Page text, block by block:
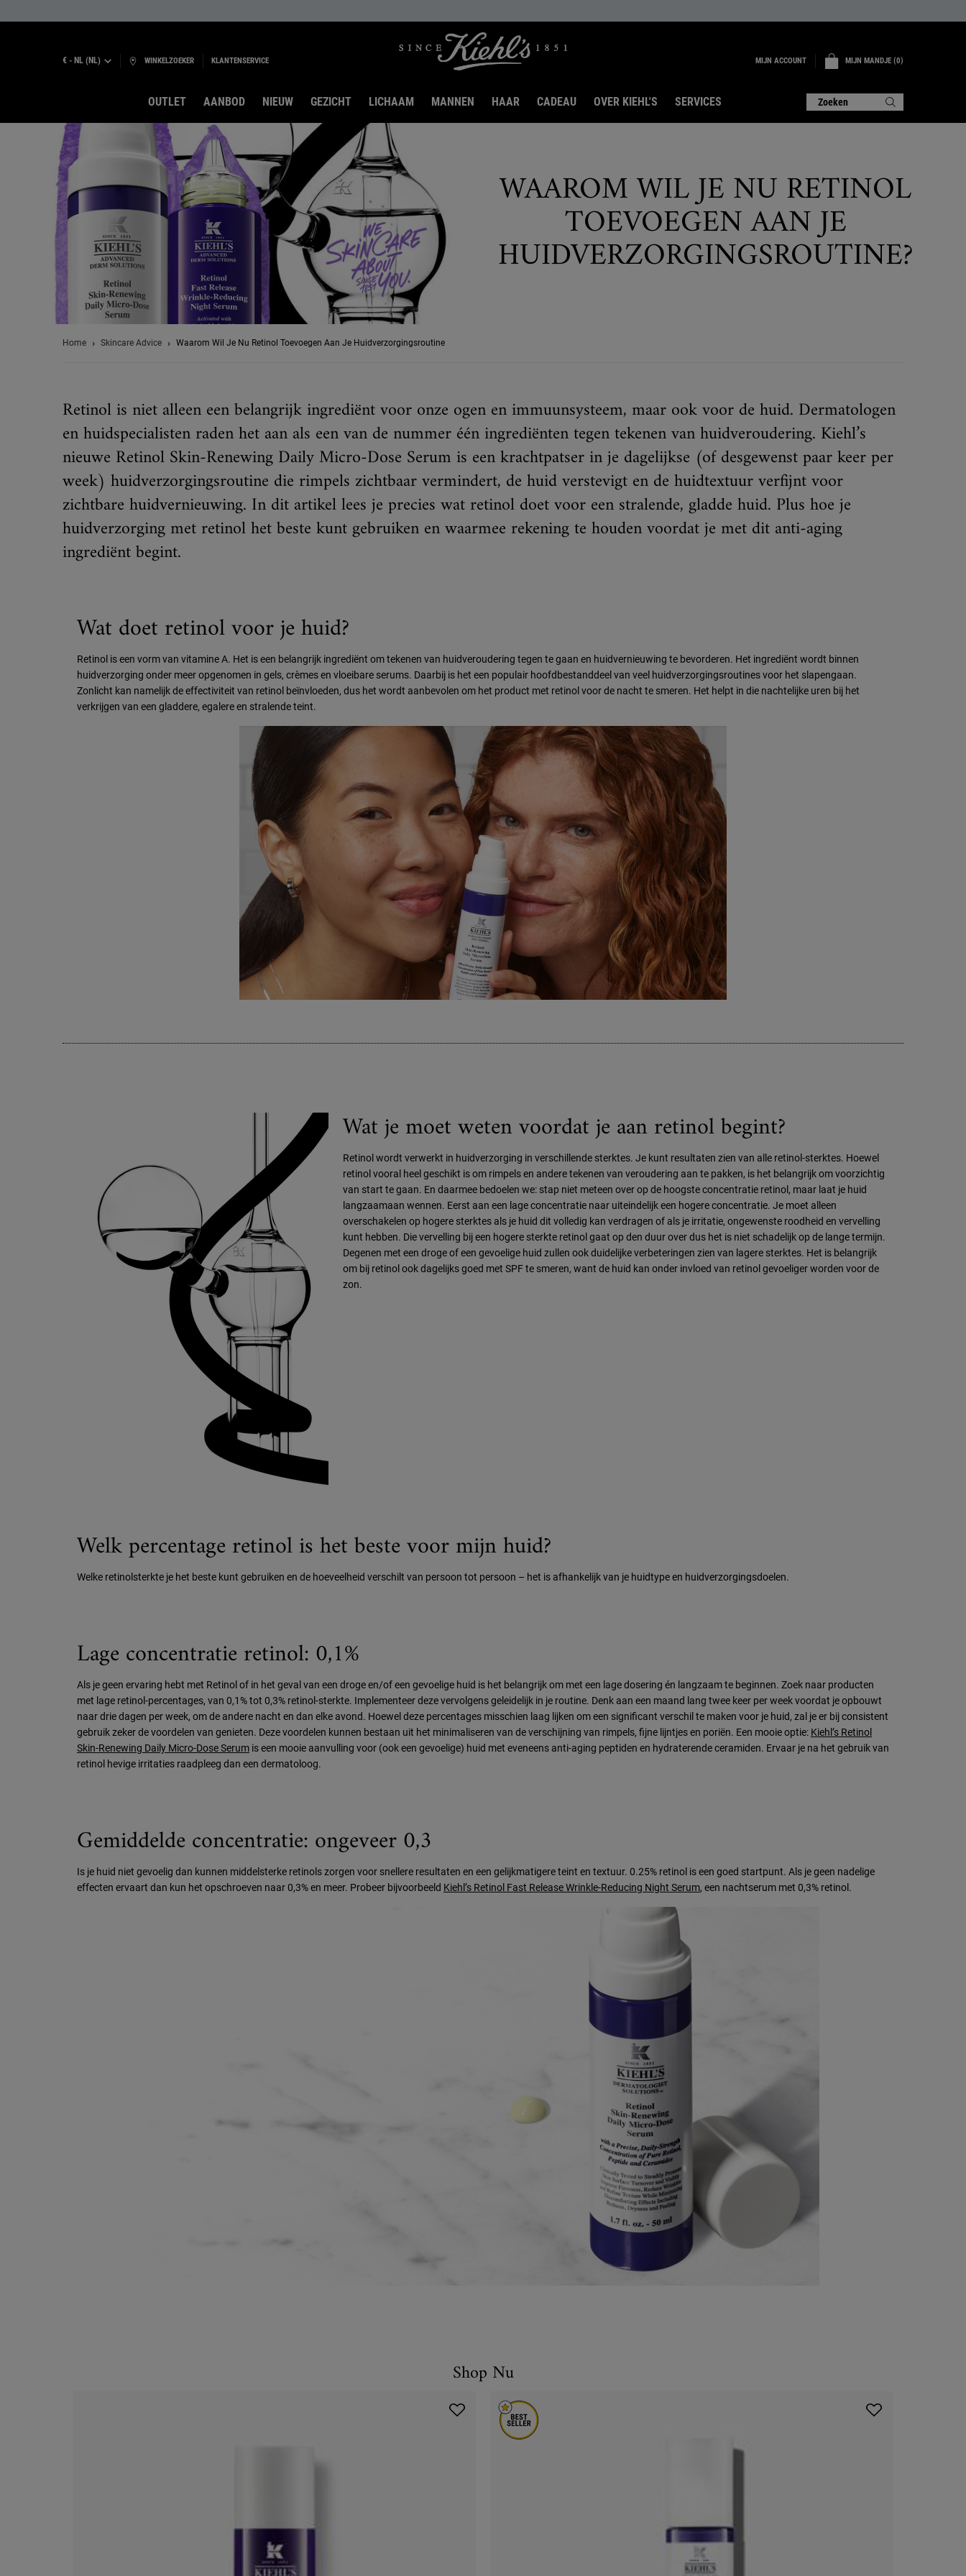
€ - NL (NL) WINKELZOEKER KLANTENSERVICE MIJN ACCOUNT MIJN MANDJE 0
0 PRODUCT
OUTLET AANBOD NIEUW GEZICHT LICHAAM MANNEN HAAR CADEAU OVER KIEHL'S SERVICES Zoeken
WAAROM WIL JE NU RETINOL
TOEVOEGEN AAN JE
HUIDVERZORGINGSROUTINE?
Home Skincare Advice Waarom Wil Je Nu Retinol Toevoegen Aan Je Huidverzorgingsroutine
Retinol is niet alleen een belangrijk ingrediënt voor onze ogen en immuunsysteem, maar ook voor de huid. Dermatologen
en huidspecialisten raden het aan als een van de nummer één ingrediënten tegen tekenen van huidveroudering. Kiehl’s
nieuwe Retinol Skin-Renewing Daily Micro-Dose Serum is een krachtpatser in je dagelijkse (of desgewenst paar keer per
week) huidverzorgingsroutine die rimpels zichtbaar vermindert, de huid verstevigt en de huidtextuur verfijnt voor
zichtbare huidvernieuwing. In dit artikel lees je precies wat retinol doet voor een stralende, gladde huid. Plus hoe je
huidverzorging met retinol het beste kunt gebruiken en waarmee rekening te houden voordat je met dit anti-aging
ingrediënt begint.
Wat doet retinol voor je huid?
Retinol is een vorm van vitamine A. Het is een belangrijk ingrediënt om tekenen van huidveroudering tegen te gaan en huidvernieuwing te bevorderen. Het ingrediënt wordt binnen
huidverzorging onder meer opgenomen in gels, crèmes en vloeibare serums. Daarbij is het een populair hoofdbestanddeel van veel huidverzorgingsroutines voor het slapengaan.
Zonlicht kan namelijk de effectiviteit van retinol beïnvloeden, dus het wordt aanbevolen om het product met retinol voor de nacht te smeren. Het helpt in die nachtelijke uren bij het
verkrijgen van een gladdere, egalere en stralende teint.
Wat je moet weten voordat je aan retinol begint?
Retinol wordt verwerkt in huidverzorging in verschillende sterktes. Je kunt resultaten zien van alle retinol-sterktes. Hoewel
retinol vooral heel geschikt is om rimpels en andere tekenen van veroudering aan te pakken, is het belangrijk om voorzichtig
van start te gaan. En daarmee bedoelen we: stap niet meteen over op de hoogste concentratie retinol, maar laat je huid
langzaamaan wennen. Eerst aan een lage concentratie naar uiteindelijk een hogere concentratie. Je moet alleen
overschakelen op hogere sterktes als je huid dit volledig kan verdragen of als je irritatie, ongewenste roodheid en vervelling
kunt hebben. Die vervelling bij een hogere sterkte retinol gaat op den duur over dus het is niet schadelijk op de lange termijn.
Degenen met een droge of een gevoelige huid zullen ook duidelijke verbeteringen zien van lagere sterktes. Het is belangrijk
om bij retinol ook dagelijks goed met SPF te smeren, want de huid kan onder invloed van retinol gevoeliger worden voor de
zon.
Welk percentage retinol is het beste voor mijn huid?
Welke retinolsterkte je het beste kunt gebruiken en de hoeveelheid verschilt van persoon tot persoon – het is afhankelijk van je huidtype en huidverzorgingsdoelen.
Lage concentratie retinol: 0,1%
Als je geen ervaring hebt met Retinol of in het geval van een droge en/of een gevoelige huid is het belangrijk om met een lage dosering én langzaam te beginnen. Zoek naar producten
met lage retinol-percentages, van 0,1% tot 0,3% retinol-sterkte. Implementeer deze vervolgens geleidelijk in je routine. Denk aan een maand lang twee keer per week voordat je opbouwt
naar drie dagen per week, om de andere nacht en dan elke avond. Hoewel deze percentages misschien laag lijken om een significant verschil te maken voor je huid, zal je er bij consistent
gebruik zeker de voordelen van genieten. Deze voordelen kunnen bestaan uit het minimaliseren van de verschijning van rimpels, fijne lijntjes en poriën. Een mooie optie: Kiehl’s Retinol
Skin-Renewing Daily Micro-Dose Serum is een mooie aanvulling voor (ook een gevoelige) huid met eveneens anti-aging peptiden en hydraterende ceramiden. Ervaar je na het gebruik van
retinol hevige irritaties raadpleeg dan een dermatoloog.
Gemiddelde concentratie: ongeveer 0,3
Is je huid niet gevoelig dan kunnen middelsterke retinols zorgen voor snellere resultaten en een gelijkmatigere teint en textuur. 0.25% retinol is een goed startpunt. Als je geen nadelige
effecten ervaart dan kun het opschroeven naar 0,3% en meer. Probeer bijvoorbeeld Kiehl’s Retinol Fast Release Wrinkle-Reducing Night Serum, een nachtserum met 0,3% retinol.
Shop Nu